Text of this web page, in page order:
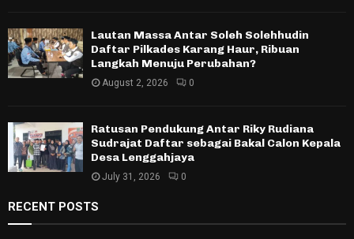
Lautan Massa Antar Soleh Solehhudin
Daftar Pilkades Karang Haur, Ribuan
Langkah Menuju Perubahan?
August 2, 2026 0
Ratusan Pendukung Antar Riky Rudiana
Sudrajat Daftar sebagai Bakal Calon Kepala
Desa Lenggahjaya
July 31, 2026 0
RECENT POSTS